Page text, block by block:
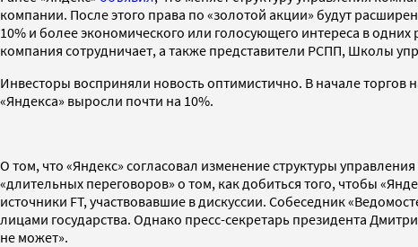
компании. После этого права по «золотой акции» будут
10% и более экономического или голосующего интереса в
компания сотрудничает, а также представители РСПП, Школы
Инвесторы восприняли новость оптимистично. В начале
«Яндекса» выросли почти на 10%.
О том, что «Яндекс» согласовал изменение структуры
«длительных переговоров» о том, как добиться того, чтобы
источники FT, участвовавшие в дискуссии. Собеседник
лицами государства. Однако пресс-секретарь президента
не может».